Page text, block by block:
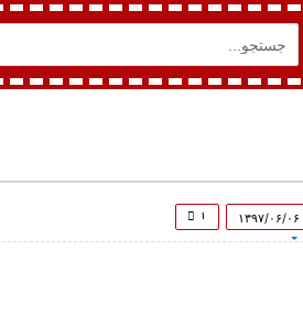
۱۳۹۷/۰۶/۰۶ ۱